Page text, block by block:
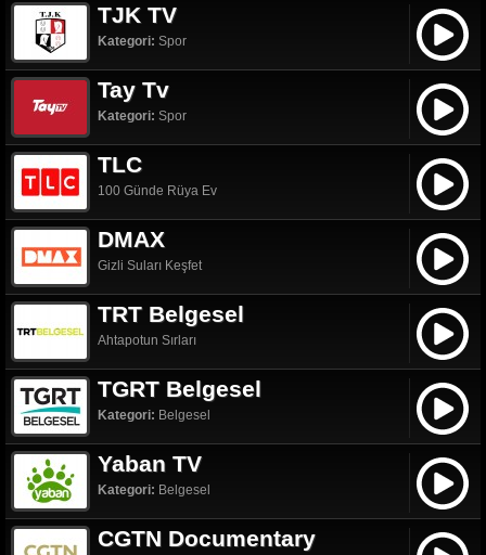
TJK TV
Kategori: Spor
Tay Tv
Kategori: Spor
TLC
100 Günde Rüya Ev
DMAX
Gizli Suları Keşfet
TRT Belgesel
Ahtapotun Sırları
TGRT Belgesel
Kategori: Belgesel
Yaban TV
Kategori: Belgesel
CGTN Documentary